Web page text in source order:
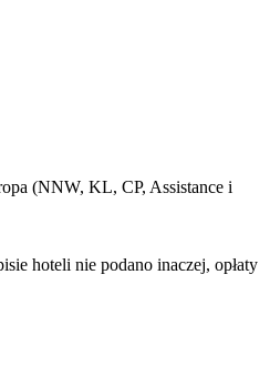
(NNW, KL, CP, Assistance i
hoteli nie podano inaczej, opłaty